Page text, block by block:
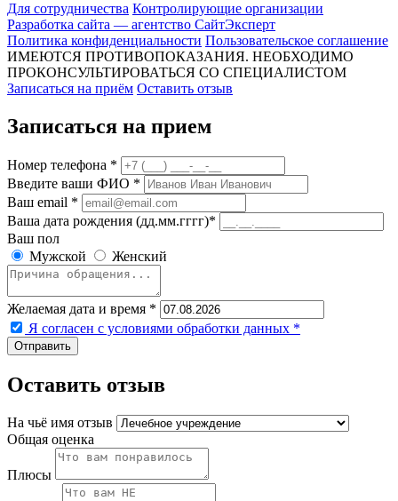
Для сотрудничества Контролирующие организации
Разработка сайта — агентство СайтЭксперт
Политика конфиденциальности Пользовательское соглашение
ИМЕЮТСЯ ПРОТИВОПОКАЗАНИЯ. НЕОБХОДИМО
ПРОКОНСУЛЬТИРОВАТЬСЯ СО СПЕЦИАЛИСТОМ
Записаться на приём Оставить отзыв
Записаться на прием
Номер телефона *
Введите ваши ФИО *
Ваш email *
Ваша дата рождения (дд.мм.гггг)*
Ваш пол
Мужской
Женский
Желаемая дата и время *
Я согласен с условиями обработки данных *
Оставить отзыв
На чьё имя отзыв
Общая оценка
Плюсы